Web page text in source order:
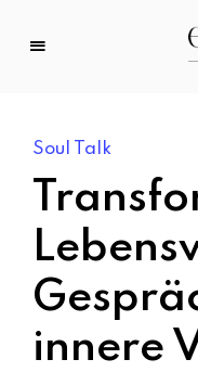
o
Soul Talk
innere